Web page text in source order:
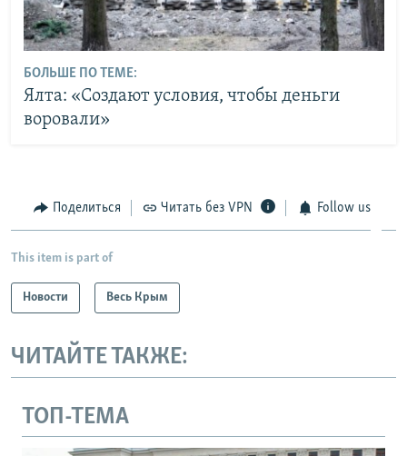
БОЛЬШЕ ПО ТЕМЕ:
Ялта: «Создают условия, чтобы деньги
воровали»
Поделиться Читать без VPN Follow us
This item is part of
Новости Весь Крым
ЧИТАЙТЕ ТАКЖЕ:
ТОП-ТЕМА